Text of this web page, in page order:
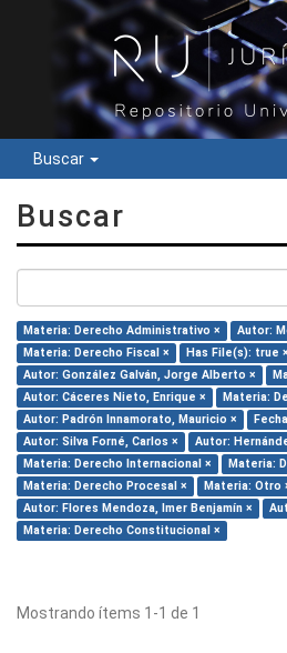
Buscar
Buscar
Materia: Derecho Administrativo ×
Autor:
Materia: Derecho Fiscal ×
Has File(s): true ×
Autor: González Galván, Jorge Alberto ×
Autor: Cáceres Nieto, Enrique ×
Materia:
Autor: Padrón Innamorato, Mauricio ×
Autor: Silva Forné, Carlos ×
Autor:
Materia: Derecho Internacional ×
Materia:
Materia: Derecho Procesal ×
Materia: Otro
Autor: Flores Mendoza, Imer Benjamín ×
Materia: Derecho Constitucional ×
Mostrando ítems 1-1 de 1